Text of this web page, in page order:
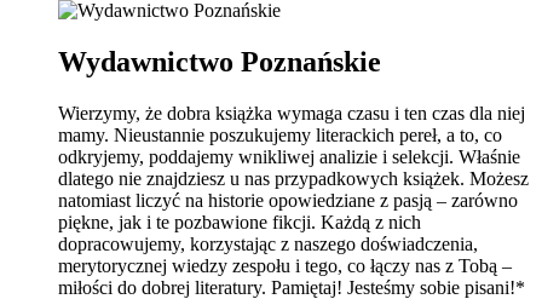
Wydawnictwo Poznańskie
Wierzymy, że dobra książka wymaga czasu i ten czas dla niej
mamy. Nieustannie poszukujemy literackich pereł, a to, co
odkryjemy, poddajemy wnikliwej analizie i selekcji. Właśnie
dlatego nie znajdziesz u nas przypadkowych książek. Możesz
natomiast liczyć na historie opowiedziane z pasją – zarówno
piękne, jak i te pozbawione fikcji. Każdą z nich
dopracowujemy, korzystając z naszego doświadczenia,
merytorycznej wiedzy zespołu i tego, co łączy nas z Tobą –
miłości do dobrej literatury. Pamiętaj! Jesteśmy sobie pisani!*